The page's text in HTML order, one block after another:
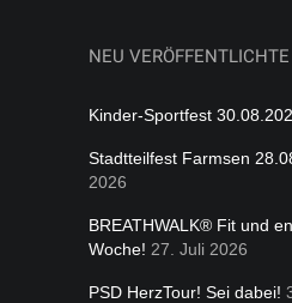
NEU
Kinder-Sportfest
Stadtteilfest Farmsen
2026
BREATHWALK® Fit und
Woche! 27. Juli 2026
PSD HerzTour! Sei dabei!